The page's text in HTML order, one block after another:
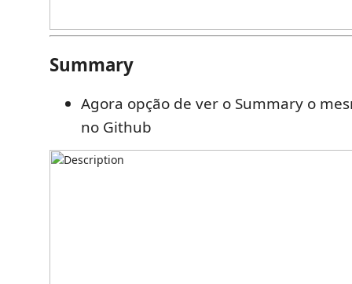
Summary
Agora opção de ver o Summary o
no Github